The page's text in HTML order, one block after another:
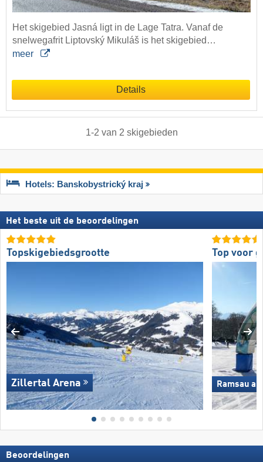
Het skigebied Jasná ligt in de Lage Tatra. Vanaf de
snelwegafrit Liptovský Mikuláš is het skigebied…
meer
Details
1-2 van 2 skigebieden
Hotels: Banskobystrický kraj
Het beste uit de beoordelingen
Topskigebiedsgrootte
Zillertal Arena
Top voor
Ramsau
Beoordelingen